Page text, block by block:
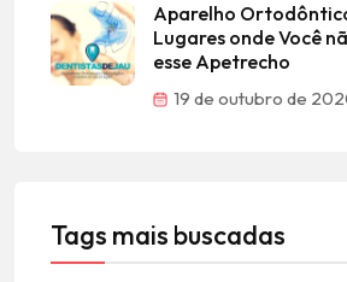
Aparelho
Lugares onde Você
esse Apetrecho
19 de outubro de
Tags mais buscadas